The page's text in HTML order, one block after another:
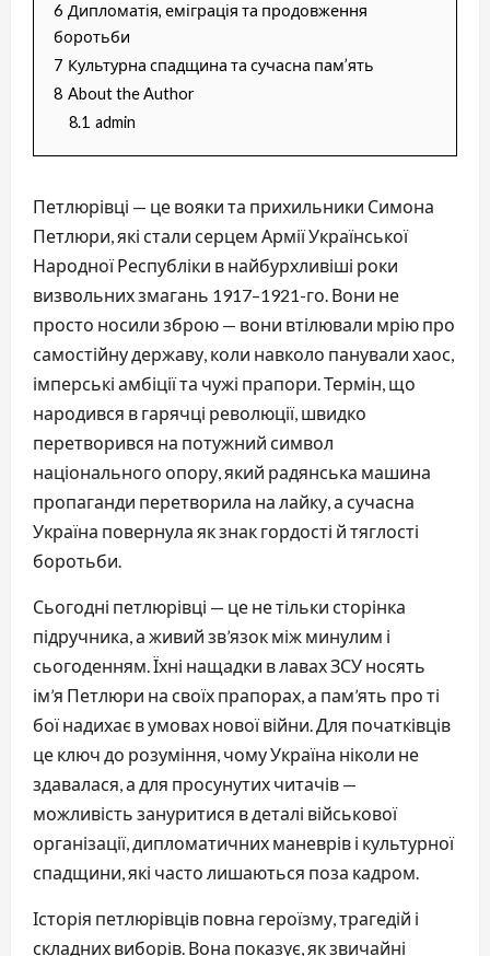
6 Дипломатія, еміграція та продовження
боротьби
7 Культурна спадщина та сучасна пам’ять
8 About the Author
8.1 admin
Петлюрівці — це вояки та прихильники Симона
Петлюри, які стали серцем Армії Української
Народної Республіки в найбурхливіші роки
визвольних змагань 1917–1921-го. Вони не
просто носили зброю — вони втілювали мрію про
самостійну державу, коли навколо панували хаос,
імперські амбіції та чужі прапори. Термін, що
народився в гарячці революції, швидко
перетворився на потужний символ
національного опору, який радянська машина
пропаганди перетворила на лайку, а сучасна
Україна повернула як знак гордості й тяглості
боротьби.
Сьогодні петлюрівці — це не тільки сторінка
підручника, а живий зв’язок між минулим і
сьогоденням. Їхні нащадки в лавах ЗСУ носять
ім’я Петлюри на своїх прапорах, а пам’ять про ті
бої надихає в умовах нової війни. Для початківців
це ключ до розуміння, чому Україна ніколи не
здавалася, а для просунутих читачів —
можливість зануритися в деталі військової
організації, дипломатичних маневрів і культурної
спадщини, які часто лишаються поза кадром.
Історія петлюрівців повна героїзму, трагедій і
складних виборів. Вона показує, як звичайні